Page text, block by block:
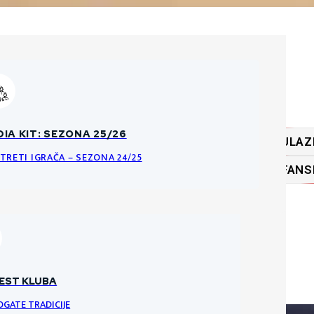
DATOTEKE
KLUBA
TRADICIJE
PRAVILA O PRODAJI ULAZNICA
I PRAVILA ULAZNICA ZA HNK GORICU
KIT: SEZONA 25/26
IGRAČA – SEZONA 24/25